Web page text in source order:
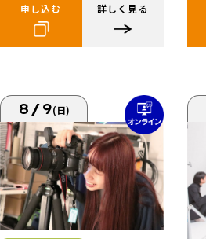
申し込む 詳しく見る
8/9(日)